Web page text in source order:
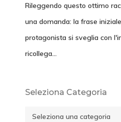
Rileggendo questo ottimo
una domanda: la frase
protagonista si sveglia con
ricollega…
Seleziona Categoria
Seleziona